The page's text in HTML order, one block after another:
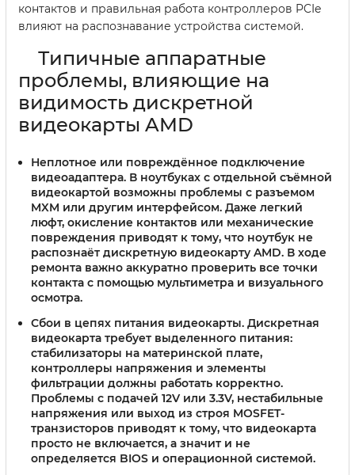
контактов и правильная работа контроллеров PCIe
влияют на распознавание устройства системой.
Типичные аппаратные
проблемы, влияющие на
видимость дискретной
видеокарты AMD
Неплотное или повреждённое подключение
видеоадаптера. В ноутбуках с отдельной съёмной
видеокартой возможны проблемы с разъемом
MXM или другим интерфейсом. Даже легкий
люфт, окисление контактов или механические
повреждения приводят к тому, что ноутбук не
распознаёт дискретную видеокарту AMD. В ходе
ремонта важно аккуратно проверить все точки
контакта с помощью мультиметра и визуального
осмотра.
Сбои в цепях питания видеокарты. Дискретная
видеокарта требует выделенного питания:
стабилизаторы на материнской плате,
контроллеры напряжения и элементы
фильтрации должны работать корректно.
Проблемы с подачей 12V или 3.3V, нестабильные
напряжения или выход из строя MOSFET-
транзисторов приводят к тому, что видеокарта
просто не включается, а значит и не
определяется BIOS и операционной системой.